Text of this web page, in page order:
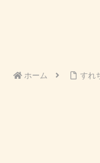
ホーム すれ